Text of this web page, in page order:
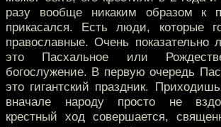
разу вообще никаким образом к
прикасался. Есть люди, которые
православные. Очень показательно
это Пасхальное или
богослужение. В первую очередь
это гигантский праздник.
вначале народу просто не
крестный ход совершается,